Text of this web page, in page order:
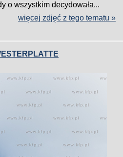
o wszystkim decydowała...
więcej zdjęć z tego tematu »